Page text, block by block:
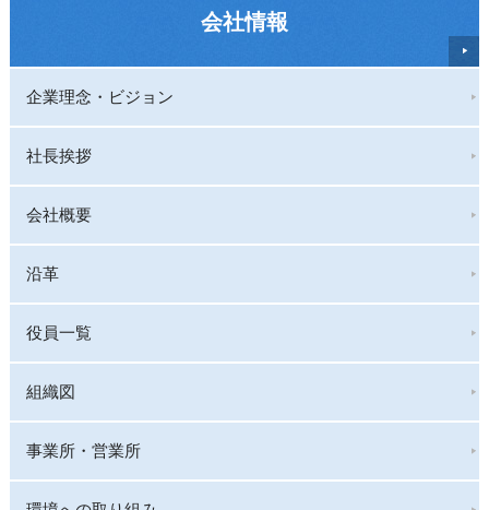
会社情報
企業理念・ビジョン
社長挨拶
会社概要
沿革
役員一覧
組織図
事業所・営業所